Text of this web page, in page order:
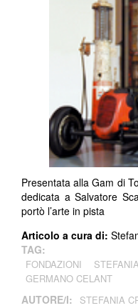
Presentata alla Gam di
dedicata a Salvatore
portò l’arte in pista
Articolo a cura di:
TAG:
FONDAZIONI
GERMANO CELANT
AUTORE/I: STEFANIA